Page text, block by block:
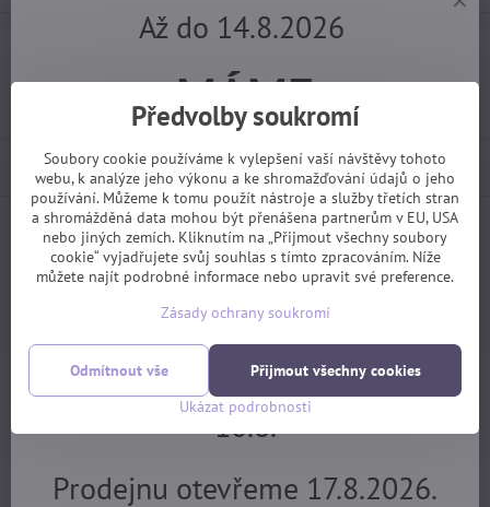
Dotaz k produktu Hlídací pes
Doručení
Import kód:4641
Popis
FacebookTwitterBlueskyPinterestReddit LinkedInWhatsApp
E-
mail
Potřebujete poradit?
+420 725 729 111
tomas​@velofiala​.cz
Předvolby soukromí
Soubory cookie používáme k vylepšení vaší návštěvy tohoto
webu, k analýze jeho výkonu a ke shromažďování údajů o jeho
používání. Můžeme k tomu použít nástroje a služby třetích stran
a shromážděná data mohou být přenášena partnerům v EU, USA
nebo jiných zemích. Kliknutím na „Přijmout všechny soubory
cookie“ vyjadřujete svůj souhlas s tímto zpracováním. Níže
můžete najít podrobné informace nebo upravit své preference.
Zásady ochrany soukromí
Ukázat podrobnosti
Přijmout všechny cookies
Odmítnout vše
Až do 14.8.2026
MÁME
DOVOLENOU.
Objednávky z e-shopu budeme
vyřizovat 17.8.
Servis pro předem objednané
zákazníky bude v provozu od
10.8.
Prodejnu otevřeme 17.8.2026.